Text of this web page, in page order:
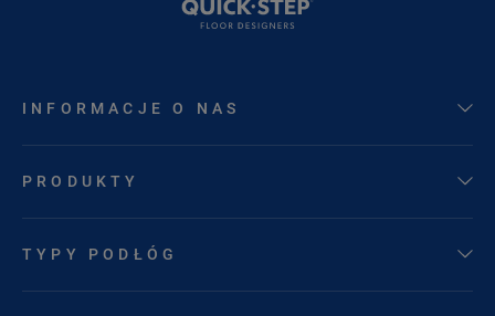
INFORMACJE O NAS
PRODUKTY
TYPY PODŁÓG